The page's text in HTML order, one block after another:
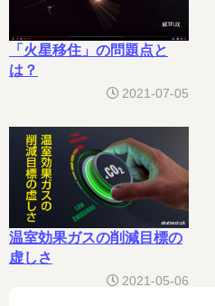
「火星移住」の問題点と
は？
2021-07-05
温室効果ガスの削減目標の
虚しさ
2021-05-06